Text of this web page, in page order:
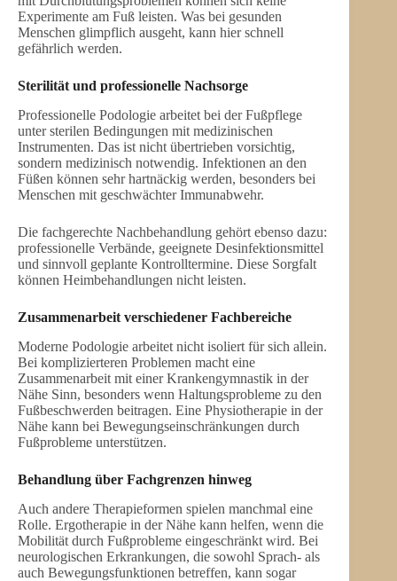
Experimente am Fuß leisten. Was bei gesunden
Menschen glimpflich ausgeht, kann hier schnell
gefährlich werden.
Sterilität und professionelle Nachsorge
Professionelle Podologie arbeitet bei der Fußpflege
unter sterilen Bedingungen mit medizinischen
Instrumenten. Das ist nicht übertrieben vorsichtig,
sondern medizinisch notwendig. Infektionen an den
Füßen können sehr hartnäckig werden, besonders bei
Menschen mit geschwächter Immunabwehr.
Die fachgerechte Nachbehandlung gehört ebenso dazu:
professionelle Verbände, geeignete Desinfektionsmittel
und sinnvoll geplante Kontrolltermine. Diese Sorgfalt
können Heimbehandlungen nicht leisten.
Zusammenarbeit verschiedener Fachbereiche
Moderne Podologie arbeitet nicht isoliert für sich allein.
Bei komplizierteren Problemen macht eine
Zusammenarbeit mit einer Krankengymnastik in der
Nähe Sinn, besonders wenn Haltungsprobleme zu den
Fußbeschwerden beitragen. Eine Physiotherapie in der
Nähe kann bei Bewegungseinschränkungen durch
Fußprobleme unterstützen.
Behandlung über Fachgrenzen hinweg
Auch andere Therapieformen spielen manchmal eine
Rolle. Ergotherapie in der Nähe kann helfen, wenn die
Mobilität durch Fußprobleme eingeschränkt wird. Bei
neurologischen Erkrankungen, die sowohl Sprach- als
auch Bewegungsfunktionen betreffen, kann sogar